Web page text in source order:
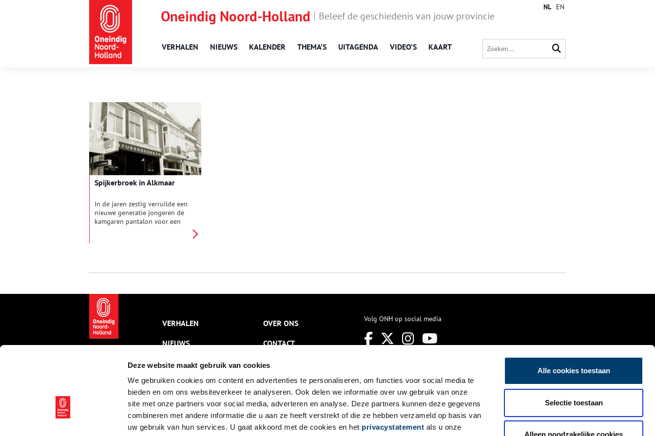
Deze website maakt gebruik van cookies
We gebruiken cookies om content en advertenties te personaliseren, om functies voor social media te
bieden en om ons websiteverkeer te analyseren. Ook delen we informatie over uw gebruik van onze
site met onze partners voor social media, adverteren en analyse. Deze partners kunnen deze gegevens
combineren met andere informatie die u aan ze heeft verstrekt of die ze hebben verzameld op basis van
uw gebruik van hun services. U gaat akkoord met de cookies en het privacystatement als u onze
Alle cookies toestaan
Selectie toestaan
Alleen noodzakelijke cookies
Oneindig Noord-Holland Beleef de geschiedenis van jouw provincie
VERHALEN NIEUWS KALENDER THEMA’S UITAGENDA VIDEO’S KAART
NL EN
Spijkerbroek in Alkmaar
In de jaren zestig verruilde een
nieuwe generatie jongeren de
kamgaren pantalon voor een
gevestigde orde. Vets
als een van de eersten in op dit
verschijnsel en werd zelfs dé
promotor van de spijkerbroek
in Noord-Holland boven het IJ.
VERHALEN
NIEUWS
KALENDER
THEMA’S
ACTIVITEITEN
VIDEO’S
OVER ONS
CONTACT
NIEUWSBRIEF
DISCLAIMER
PRIVACY
TOEGANKELIJKHEID
Volg ONH op social media